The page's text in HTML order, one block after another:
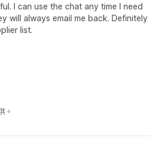
I can use the chat any time I need
will always email me back. Definitely
list.
。